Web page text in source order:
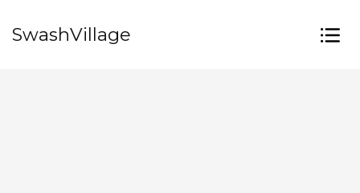
SwashVillage